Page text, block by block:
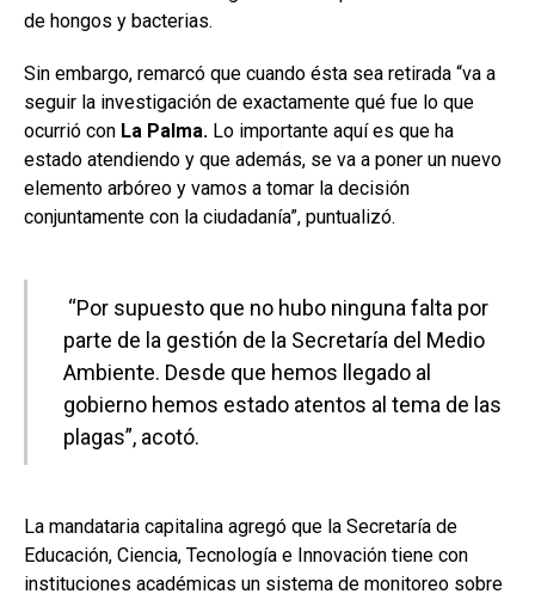
de hongos y bacterias.
Sin embargo, remarcó que cuando ésta sea retirada “va a
seguir la investigación de exactamente qué fue lo que
ocurrió con La Palma. Lo importante aquí es que ha
estado atendiendo y que además, se va a poner un nuevo
elemento arbóreo y vamos a tomar la decisión
conjuntamente con la ciudadanía”, puntualizó.
“Por supuesto que no hubo ninguna falta por
parte de la gestión de la Secretaría del Medio
Ambiente. Desde que hemos llegado al
gobierno hemos estado atentos al tema de las
plagas”, acotó.
La mandataria capitalina agregó que la Secretaría de
Educación, Ciencia, Tecnología e Innovación tiene con
instituciones académicas un sistema de monitoreo sobre